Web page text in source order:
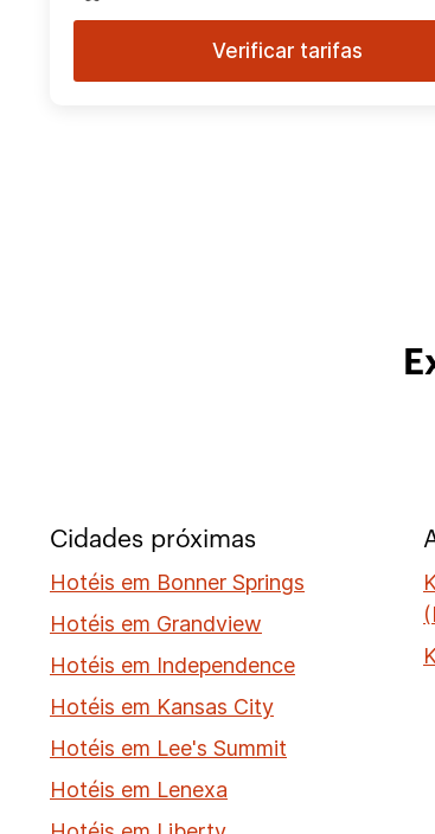
Verificar tarifas
Cidades próximas
Hotéis em Bonner Springs
Hotéis em Grandview
Hotéis em Independence
Hotéis em Kansas City
Hotéis em Lee's Summit
Hotéis em Lenexa